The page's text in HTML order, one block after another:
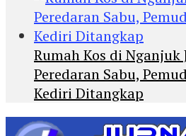
Rumah Kos di Nganjuk
Peredaran Sabu,
Kediri Ditangkap